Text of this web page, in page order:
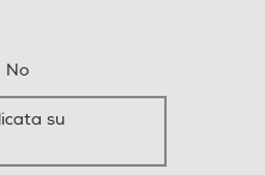
No
su